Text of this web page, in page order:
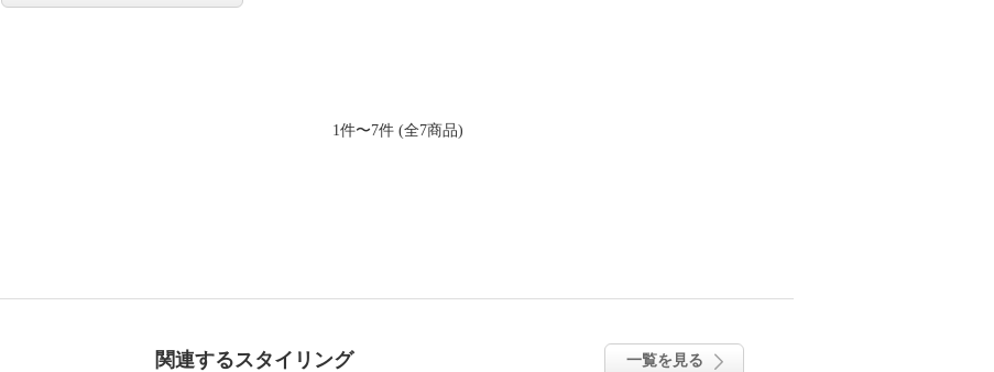
1件〜7件 (全7商品)
関連するスタイリング 一覧を見る